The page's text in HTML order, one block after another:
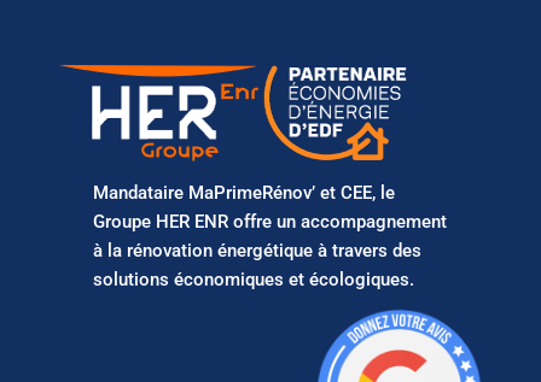
Mandataire MaPrimeRénov’ et CEE, le
Groupe HER ENR offre un accompagnement
à la rénovation énergétique à travers des
solutions économiques et écologiques.